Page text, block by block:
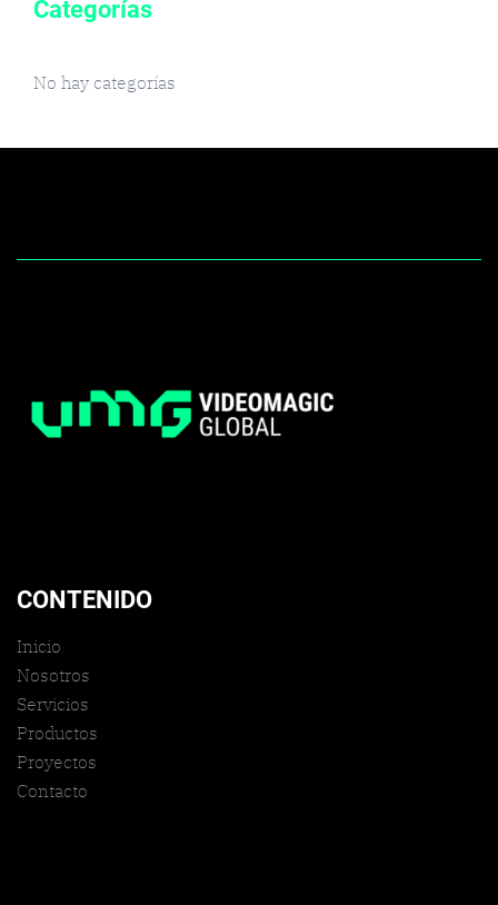
Categorías
No hay categorías
CONTENIDO
Inicio
Nosotros
Servicios
Productos
Proyectos
Contacto